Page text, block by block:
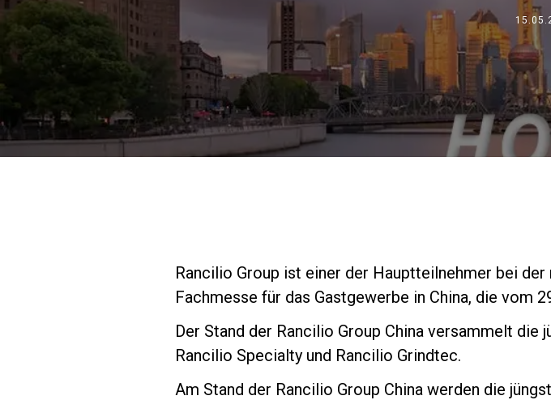
Rancilio Group ist einer der Hauptteilnehmer bei
Fachmesse für das Gastgewerbe in China, die vom
Der Stand der Rancilio Group China versammelt die
Rancilio Specialty und Rancilio Grindtec.
Am Stand der Rancilio Group China werden die
Wo wir sind
Arbeiten Sie